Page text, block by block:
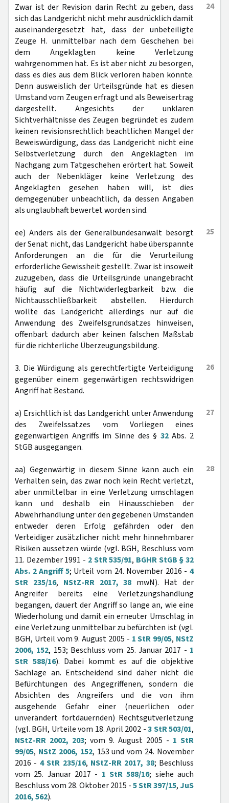
24
Zwar ist der Revision darin Recht zu geben, dass
sich das Landgericht nicht mehr ausdrücklich damit
auseinandergesetzt hat, dass der unbeteiligte
Zeuge H. unmittelbar nach dem Geschehen bei
dem Angeklagten keine Verletzung
wahrgenommen hat. Es ist aber nicht zu besorgen,
dass es dies aus dem Blick verloren haben könnte.
Denn ausweislich der Urteilsgründe hat es diesen
Umstand vom Zeugen erfragt und als Beweisertrag
dargestellt. Angesichts der unklaren
Sichtverhältnisse des Zeugen begründet es zudem
keinen revisionsrechtlich beachtlichen Mangel der
Beweiswürdigung, dass das Landgericht nicht eine
Selbstverletzung durch den Angeklagten im
Nachgang zum Tatgeschehen erörtert hat. Soweit
auch der Nebenkläger keine Verletzung des
Angeklagten gesehen haben will, ist dies
demgegenüber unbeachtlich, da dessen Angaben
als unglaubhaft bewertet worden sind.
25
ee) Anders als der Generalbundesanwalt besorgt
der Senat nicht, das Landgericht habe überspannte
Anforderungen an die für die Verurteilung
erforderliche Gewissheit gestellt. Zwar ist insoweit
zuzugeben, dass die Urteilsgründe unangebracht
häufig auf die Nichtwiderlegbarkeit bzw. die
Nichtausschließbarkeit abstellen. Hierdurch
wollte das Landgericht allerdings nur auf die
Anwendung des Zweifelsgrundsatzes hinweisen,
offenbart dadurch aber keinen falschen Maßstab
für die richterliche Überzeugungsbildung.
26
3. Die Würdigung als gerechtfertigte Verteidigung
gegenüber einem gegenwärtigen rechtswidrigen
Angriff hat Bestand.
27
a) Ersichtlich ist das Landgericht unter Anwendung
des Zweifelssatzes vom Vorliegen eines
gegenwärtigen Angriffs im Sinne des § 32Abs. 2
StGB ausgegangen.
28
aa) Gegenwärtig in diesem Sinne kann auch ein
Verhalten sein, das zwar noch kein Recht verletzt,
aber unmittelbar in eine Verletzung umschlagen
kann und deshalb ein Hinausschieben der
Abwehrhandlung unter den gegebenen Umständen
entweder deren Erfolg gefährden oder den
Verteidiger zusätzlicher nicht mehr hinnehmbarer
Risiken aussetzen würde (vgl. BGH, Beschluss vom
11. Dezember 1991 - 2 StR 535/91, BGHR StGB § 32
Abs. 2 Angriff 5; Urteil vom 24. November 2016 -4
StR 235/16, NStZ-RR 2017, 38 mwN). Hat der
Angreifer bereits eine Verletzungshandlung
begangen, dauert der Angriff so lange an, wie eine
Wiederholung und damit ein erneuter Umschlag in
eine Verletzung unmittelbar zu befürchten ist (vgl.
BGH, Urteil vom 9. August 2005 - 1 StR 99/05, NStZ
2006, 152, 153; Beschluss vom 25. Januar 2017 - 1
StR 588/16). Dabei kommt es auf die objektive
Sachlage an. Entscheidend sind daher nicht die
Befürchtungen des Angegriffenen, sondern die
Absichten des Angreifers und die von ihm
ausgehende Gefahr einer (neuerlichen oder
unverändert fortdauernden) Rechtsgutverletzung
(vgl. BGH, Urteile vom 18. April 2002 -3 StR 503/01,
NStZ-RR 2002, 203; vom 9. August 2005 - 1 StR
99/05, NStZ 2006, 152, 153 und vom 24. November
2016 - 4 StR 235/16, NStZ-RR 2017, 38; Beschluss
vom 25. Januar 2017 - 1 StR 588/16; siehe auch
Beschluss vom 28. Oktober 2015 -5 StR 397/15, JuS
2016, 562).